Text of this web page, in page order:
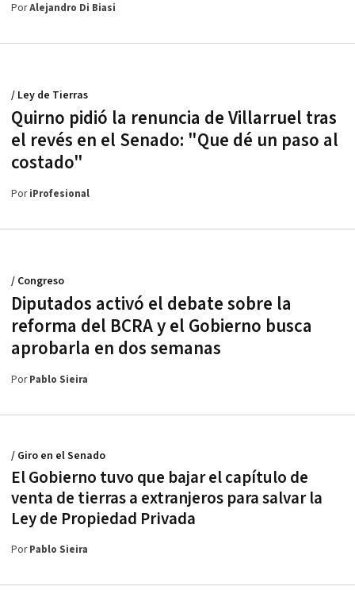
PorAlejandro Di Biasi
Quirno pidió la renuncia de Villarruel tras
el revés en el Senado: "Que dé un paso al
costado"
/ Ley de Tierras
PoriProfesional
Diputados activó el debate sobre la
reforma del BCRA y el Gobierno busca
aprobarla en dos semanas
/ Congreso
PorPablo Sieira
El Gobierno tuvo que bajar el capítulo de
venta de tierras a extranjeros para salvar la
Ley de Propiedad Privada
/ Giro en el Senado
PorPablo Sieira